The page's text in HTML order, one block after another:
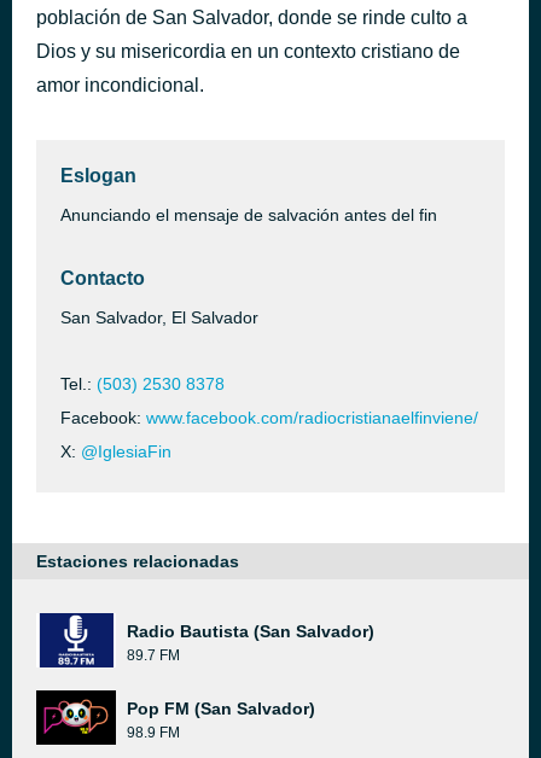
población de San Salvador, donde se rinde culto a
Dios y su misericordia en un contexto cristiano de
amor incondicional.
Eslogan
Anunciando el mensaje de salvación antes del fin
Contacto
San Salvador, El Salvador
Tel.: (503) 2530 8378
Facebook: www.facebook.com/radiocristianaelfinviene/
X: @IglesiaFin
Estaciones relacionadas
Radio Bautista (San Salvador)
89.7 FM
Pop FM (San Salvador)
98.9 FM